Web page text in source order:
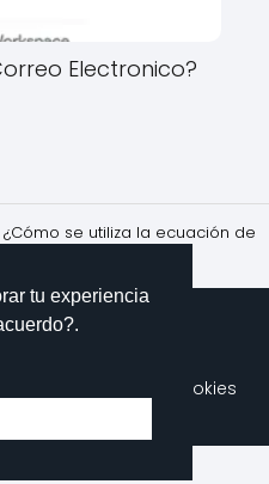
Electronico?
¿Cómo se utiliza la ecuación de
Política de Cookies
tu experiencia